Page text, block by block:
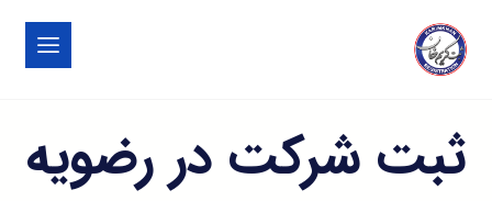
ثبت شرکت در رضويه